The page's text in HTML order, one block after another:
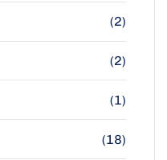
(2)
(2)
(1)
(18)